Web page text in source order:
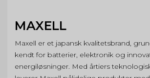
MAXELL
Maxell er et japansk kvalitetsbrand,
kendt for batterier, elektronik og
energiløsninger. Med årtiers